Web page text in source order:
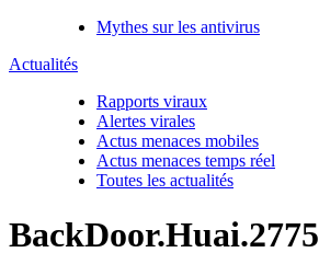
Mythes sur les antivirus
Actualités
Rapports viraux
Alertes virales
Actus menaces mobiles
Actus menaces temps réel
Toutes les actualités
BackDoor.Huai.2775